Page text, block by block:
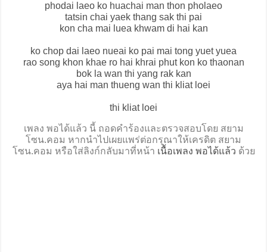
phodai laeo ko huachai man thon pholaeo
tatsin chai yaek thang sak thi pai
kon cha mai luea khwam di hai kan
ko chop dai laeo nueai ko pai mai tong yuet yuea
rao song khon khae ro hai khrai phut kon ko thaonan
bok la wan thi yang rak kan
aya hai man thueng wan thi kliat loei
thi kliat loei
เพลง พอได้แล้ว นี้ ถอดคำร้องและตรวจสอบโดย สยาม
โซน.คอม หากนำไปเผยแพร่ต่อกรุณาให้เครดิต สยาม
โซน.คอม หรือใส่ลิงก์กลับมาที่หน้า เนื้อเพลง พอได้แล้ว ด้วย